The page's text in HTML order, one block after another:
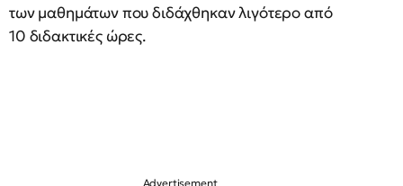
των μαθημάτων που διδάχθηκαν λιγότερο από
10 διδακτικές ώρες.